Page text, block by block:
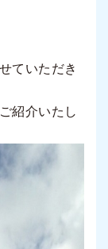
ていただき
紹介いたし